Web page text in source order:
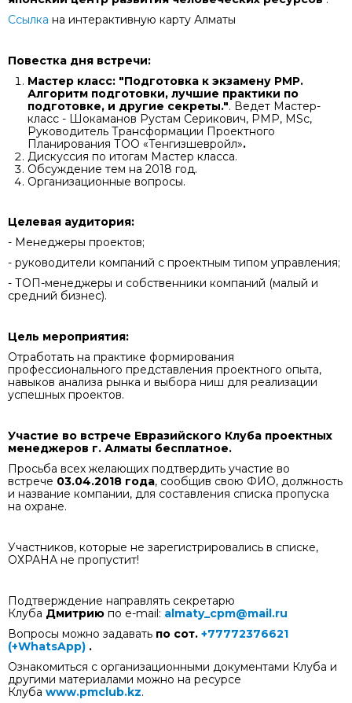
Ссылка на интерактивную карту Алматы
Повестка дня встречи:
Мастер класс: "Подготовка к экзамену РМР.
Алгоритм подготовки, лучшие практики по
подготовке, и другие секреты.". Ведет Мастер-
класс - Шокаманов Рустам Серикович, PMP, MSc,
Руководитель Трансформации Проектного
Планирования ТОО «Тенгизшевройл».
Дискуссия по итогам Мастер класса.
Обсуждение тем на 2018 год.
Организационные вопросы.
Целевая аудитория:
- Менеджеры проектов;
- руководители компаний с проектным типом управления;
- ТОП-менеджеры и собственники компаний (малый и
средний бизнес).
Цель мероприятия:
Отработать на практике формирования
профессионального представления проектного опыта,
навыков анализа рынка и выбора ниш для реализации
успешных проектов.
Участие во встрече Евразийского Клуба проектных
менеджеров г. Алматы бесплатное.
Просьба всех желающих подтвердить участие во
встрече 03.04.2018 года, сообщив свою ФИО, должность
и название компании, для составления списка пропуска
на охране.
Участников, которые не зарегистрировались в списке,
ОХРАНА не пропустит!
Подтверждение направлять секретарю
Клуба Дмитрию по е-mail: almaty_cpm@mail.ru
Вопросы можно задавать по сот. +77772376621
(+WhatsApp) .
Ознакомиться с организационными документами Клуба и
другими материалами можно на ресурсе
Клуба www.pmclub.kz.